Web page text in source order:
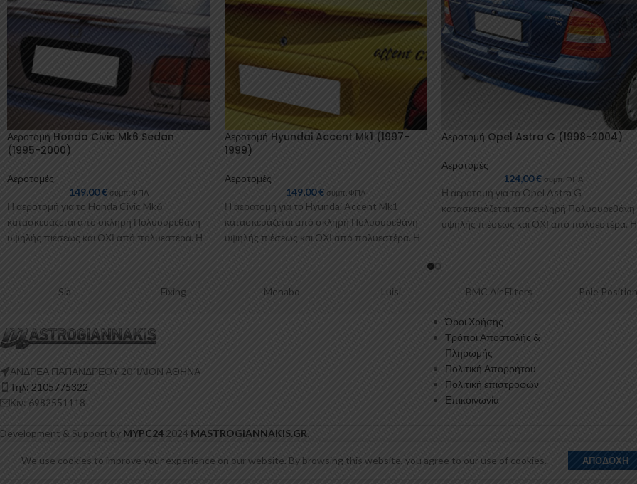
Αεροτομή Honda Civic Mk6 Sedan
(1995-2000)
Αεροτομές
149,00€ συμπ. ΦΠΑ
Η αεροτομή για το Honda Civic Mk6
κατασκευάζεται από σκληρή Πολυουρεθάνη
υψηλής πιέσεως και ΟΧΙ από πολυεστέρα. Η
Αεροτομή Hyundai Accent Mk1 (1997-
1999)
Αεροτομές
149,00€ συμπ. ΦΠΑ
Η αεροτομή για το Hyundai Accent Mk1
κατασκευάζεται από σκληρή Πολυουρεθάνη
υψηλής πιέσεως και ΟΧΙ από πολυεστέρα. Η
Αεροτομή Opel Astra G (1998-2004)
Αεροτομές
124,00€ συμπ. ΦΠΑ
Η αεροτομή για το Opel Astra G
κατασκευάζεται από σκληρή Πολυουρεθάνη
υψηλής πιέσεως και ΟΧΙ από πολυεστέρα. Η
BMC Air Filters Pole Position
ΑΝΔΡΕΑ ΠΑΠΑΝΔΡΕΟΥ 20 ‘ΙΛΙΟΝ ΑΘΗΝΑ
Τηλ: 2105775322
Κιν: 6982551118
Όροι Χρήσης
Τρόποι Αποστολής &
Πληρωμής
Πολιτική Απορρήτου
Πολιτική επιστροφών
Επικοινωνία
Development & Support by MYPC24 2024 MASTROGIANNAKIS.GR.
We use cookies to improve your experience on our website. By browsing this website, you agree to our use of cookies. ΑΠΟΔΟΧΉ